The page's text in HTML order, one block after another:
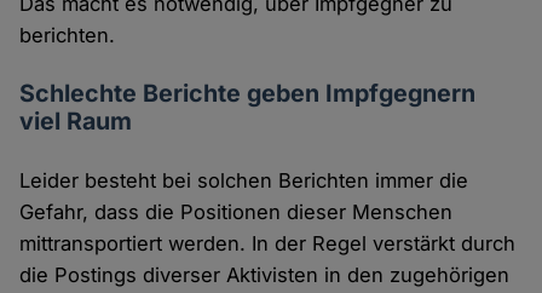
berichten.
Schlechte Berichte geben Impfgegnern
viel Raum
Leider besteht bei solchen Berichten immer die
Gefahr, dass die Positionen dieser Menschen
mittransportiert werden. In der Regel verstärkt durch
die Postings diverser Aktivisten in den zugehörigen